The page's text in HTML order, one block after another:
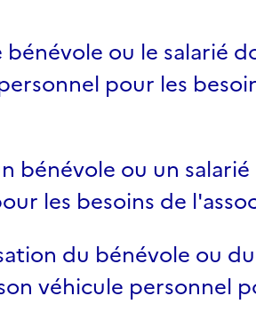
ou le salarié
pour les
bénévole ou un
les besoins de
du bénévole ou du
véhicule personnel